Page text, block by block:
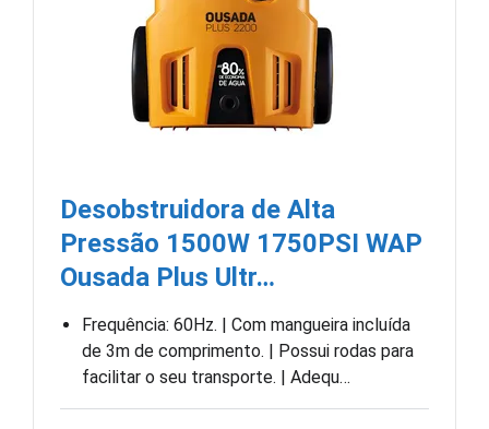
Desobstruidora de Alta
Pressão 1500W 1750PSI WAP
Ousada Plus Ultr…
Frequência: 60Hz. | Com mangueira incluída
de 3m de comprimento. | Possui rodas para
facilitar o seu transporte. | Adequ…